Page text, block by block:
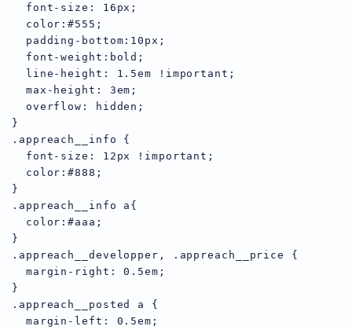
  font-size: 16px;
  color:#555;
  padding-bottom:10px;
  font-weight:bold;
  line-height: 1.5em !important;
  max-height: 3em;
  overflow: hidden;
}
.appreach__info {
  font-size: 12px !important;
  color:#888;
}
.appreach__info a{
  color:#aaa;
}
.appreach__developper, .appreach__price {
  margin-right: 0.5em;
}
.appreach__posted a {
  margin-left: 0.5em;